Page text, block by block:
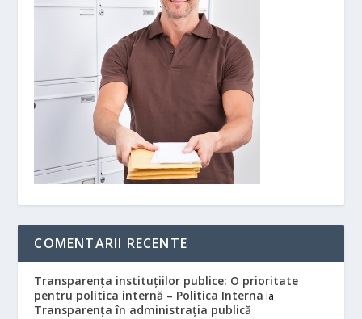
COMENTARII RECENTE
Transparența instituțiilor publice: O prioritate
pentru politica internă – Politica Interna la
Transparența în administrația publică